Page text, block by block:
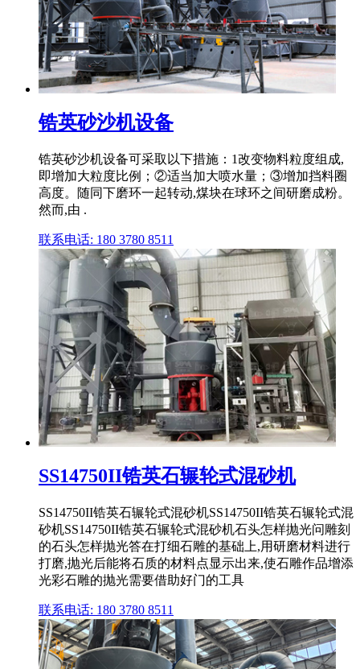
锆英砂沙机设备
锆英砂沙机设备可采取以下措施：1改变物料粒度组成,
即增加大粒度比例；②适当加大喷水量；③增加挡料圈
高度。随同下磨环一起转动,煤块在球环之间研磨成粉。
然而,由 .
联系电话: 180 3780 8511
SS14750II锆英石辗轮式混砂机
SS14750II锆英石辗轮式混砂机SS14750II锆英石辗轮式混
砂机SS14750II锆英石辗轮式混砂机石头怎样抛光问雕刻
的石头怎样抛光答在打细石雕的基础上,用研磨材料进行
打磨,抛光后能将石质的材料点显示出来,使石雕作品增添
光彩石雕的抛光需要借助好门的工具
联系电话: 180 3780 8511